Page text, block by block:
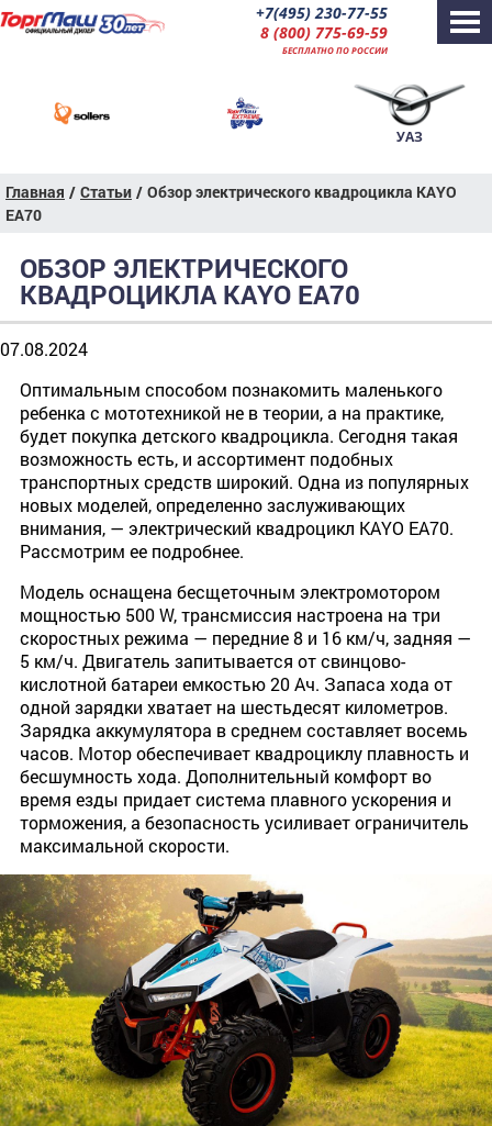
+7(495) 230-77-55
8 (800) 775-69-59
БЕСПЛАТНО ПО РОССИИ
УАЗ
Главная / Статьи / Обзор электрического квадроцикла KAYO
EA70
ОБЗОР ЭЛЕКТРИЧЕСКОГО
КВАДРОЦИКЛА KAYO EA70
07.08.2024
Оптимальным способом познакомить маленького
ребенка с мототехникой не в теории, а на практике,
будет покупка детского квадроцикла. Сегодня такая
возможность есть, и ассортимент подобных
транспортных средств широкий. Одна из популярных
новых моделей, определенно заслуживающих
внимания, — электрический квадроцикл KAYO EA70.
Рассмотрим ее подробнее.
Модель оснащена бесщеточным электромотором
мощностью 500 W, трансмиссия настроена на три
скоростных режима — передние 8 и 16 км/ч, задняя —
5 км/ч. Двигатель запитывается от свинцово-
кислотной батареи емкостью 20 Ач. Запаса хода от
одной зарядки хватает на шестьдесят километров.
Зарядка аккумулятора в среднем составляет восемь
часов. Мотор обеспечивает квадроциклу плавность и
бесшумность хода. Дополнительный комфорт во
время езды придает система плавного ускорения и
торможения, а безопасность усиливает ограничитель
максимальной скорости.